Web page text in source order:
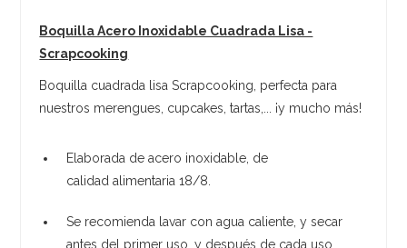
Boquilla Acero Inoxidable Cuadrada Lisa -
Scrapcooking
Boquilla cuadrada lisa Scrapcooking, perfecta para
nuestros merengues, cupcakes, tartas,... ¡y mucho más!
Elaborada de acero inoxidable, de
calidad alimentaria 18/8.
Se recomienda lavar con agua caliente, y secar
antes del primer uso, y después de cada uso.